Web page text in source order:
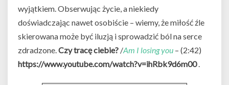
wyjątkiem. Obserwując życie, a niekiedy
doświadczając nawet osobiście – wiemy, że miłość źle
skierowana może być iluzją i sprowadzić ból na serce
zdradzone.Czy tracę ciebie? /Am I losing you – (2:42)
https://www.youtube.com/watch?v=ihRbk9d6m00.